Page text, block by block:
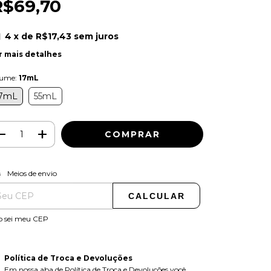
4 x de R$17,43 sem juros
mais detalhes
17mL
55mL
para o CEP:
Meios de envio
CALCULAR
sei meu CEP
Política de Troca e Devoluções